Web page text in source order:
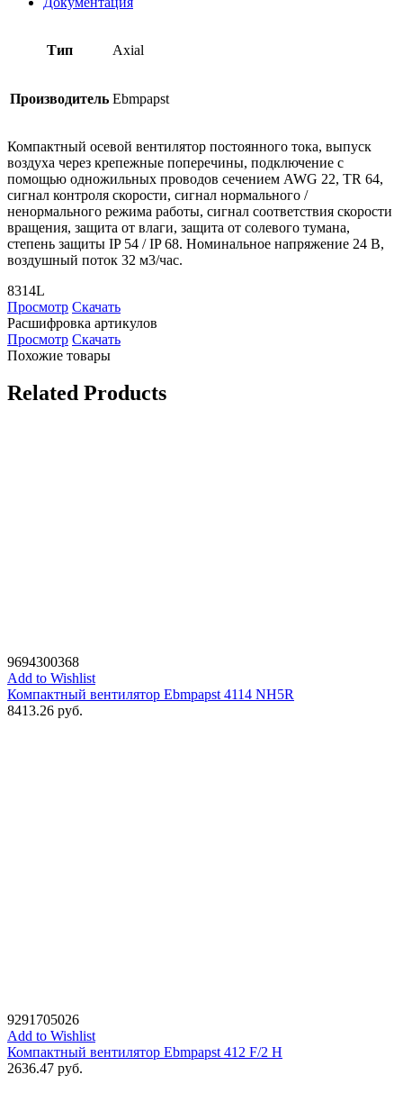
Тип Axial
Производитель Ebmpapst
Компактный осевой вентилятор постоянного тока, выпуск
воздуха через крепежные поперечины, подключение с
помощью одножильных проводов сечением AWG 22, TR 64,
сигнал контроля скорости, сигнал нормального /
ненормального режима работы, сигнал соответствия скорости
вращения, защита от влаги, защита от солевого тумана,
степень защиты IP 54 / IP 68. Номинальное напряжение 24 В,
воздушный поток 32 м3/час.
8314L
Просмотр Скачать
Расшифровка артикулов
Просмотр Скачать
Похожие товары
Related Products
9694300368
Add to Wishlist
Компактный вентилятор Ebmpapst 4114 NH5R
8413.26 руб.
9291705026
Add to Wishlist
Компактный вентилятор Ebmpapst 412 F/2 H
2636.47 руб.